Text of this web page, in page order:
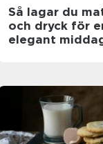
Så lagar du
och dryck för
elegant